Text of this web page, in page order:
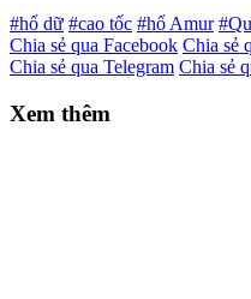
#hổ dữ #cao tốc #hổ Amur
Chia sẻ qua Facebook Chia sẻ
Chia sẻ qua Telegram Chia sẻ
Xem thêm